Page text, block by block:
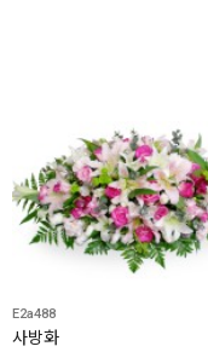
E2a488
사방화